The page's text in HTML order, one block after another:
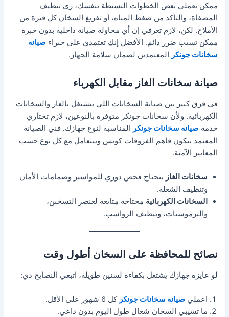
ممكن تعملي بعض الخطوات البسيطة بنفسك، زي تنظيف
المصفاة، والتأكد من ضغط المياه، أو تفريغ السخان كل فترة من
الأملاح. لكن، لازم تعرفي إن أي محاولة صيانة داخلية بدون خبرة
ممكن تسبب ضرر دائم. الأفضل إنك تعتمدي على خبراءصيانه
سخانات جونكر المعتمدين لضمان سلامة الجهاز.
صيانة سخانات الغاز مقابل الكهرباء
في فرق كبير بين صيانة السخانات اللي بتشتغل بالغاز والسخانات
الكهربائية. ولأن سخانات جونكر متوفرة بالنوعين، لازم تختاري
خدمةصيانه سخانات جونكر المناسبة لنوع جهازك. فني الصيانة
المعتمد بيكون فاهم الفروقات كويس وبيتعامل مع كل نوع حسب
المعايير الآمنة.
سخانات الغاز بتحتاج فحص دوري للمواسير وصمامات الأمان
وتنظيف الشعلة.
السخانات الكهربائية محتاجة متابعة لعنصر التسخين،
والترموستات، وتنظيف الرواسب.
نصائح للمحافظة على السخان أطول وقت
لو عايزة جهازك يشتغل بكفاءة لسنين طويلة، اتبعي النصايح دي:
اعمليصيانه سخانات جونكر كل 6 شهور على الأقل.
ما تسيبي السخان شغال طول اليوم بدون داعي.